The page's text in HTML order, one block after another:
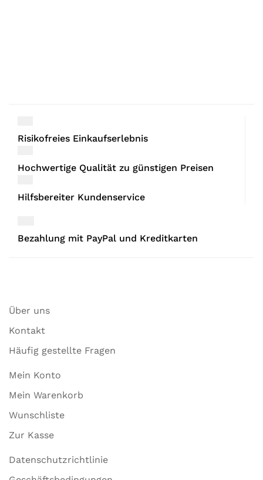
Risikofreies Einkaufserlebnis
Hochwertige Qualität zu günstigen Preisen
Hilfsbereiter Kundenservice
Bezahlung mit PayPal und Kreditkarten
Über uns
Kontakt
Häufig gestellte Fragen
Mein Konto
Mein Warenkorb
Wunschliste
Zur Kasse
Datenschutzrichtlinie